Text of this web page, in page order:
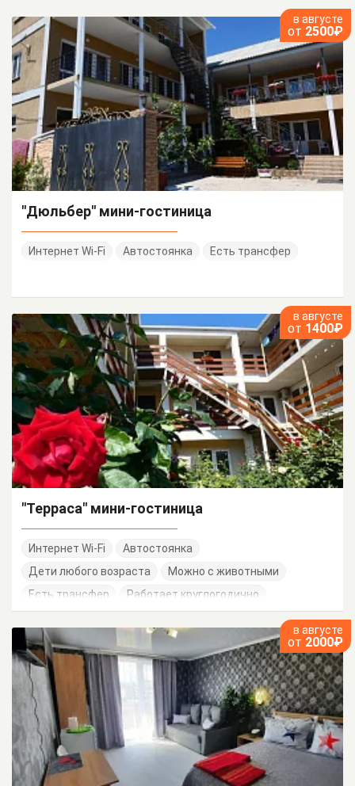
в августе
от 2500₽
"Дюльбер" мини-гостиница
Интернет Wi-Fi Автостоянка Есть трансфер
в августе
от 1400₽
"Терраса" мини-гостиница
Интернет Wi-Fi
Автостоянка
Дети любого возраста
Можно с животными
Есть трансфер
Работает круглогодично
в августе
от 2000₽